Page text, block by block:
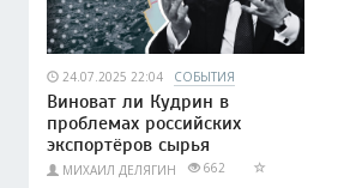
24.07.2025 22:04 СОБЫТИЯ
Виноват ли Кудрин в
проблемах российских
экспортёров сырья
МИХАИЛ ДЕЛЯГИН 662